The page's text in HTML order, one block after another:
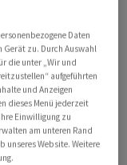
Nachfrage,
höheren
Zusätzlichen
stark
noch teurer»,
sich
Daten
Gerät zu. Durch Auswahl
die unter „Wir und
aufgeführten
und Anzeigen
dieses Menü jederzeit
Einwilligung zu
am unteren Rand
unseres Website. Weitere